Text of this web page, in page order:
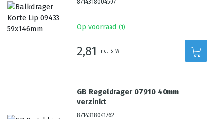
8714318004507
Op voorraad (1 )
2,81 incl. BTW
GB Regeldrager 07910 40mm
verzinkt
8714318041762